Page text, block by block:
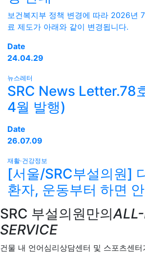
보건복지부 정책 변경에 따라 2026년
료 제도가 아래와 같이 변경됩니다.
Date
24.04.29
뉴스레터
SRC News Letter.78
4월 발행)
Date
26.07.09
재활·건강정보
[서울/SRC부설의원]
환자, 운동부터 하면
SRC 부설의원만의
SERVICE
건물 내 언어심리상담센터 및 스포츠센터